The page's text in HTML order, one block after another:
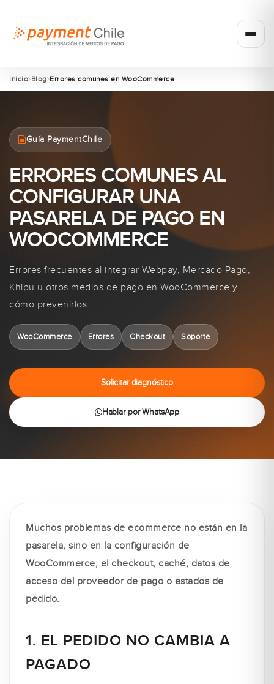
Inicio Blog Errores comunes en WooCommerce
Guía PaymentChile
ERRORES COMUNES AL
CONFIGURAR UNA
PASARELA DE PAGO EN
WOOCOMMERCE
Errores frecuentes al integrar Webpay, Mercado Pago,
Khipu u otros medios de pago en WooCommerce y
cómo prevenirlos.
WooCommerce Errores Checkout Soporte
Solicitar diagnóstico
Hablar por WhatsApp
Muchos problemas de ecommerce no están en la
pasarela, sino en la configuración de
WooCommerce, el checkout, caché, datos de
acceso del proveedor de pago o estados de
pedido.
1. EL PEDIDO NO CAMBIA A
PAGADO